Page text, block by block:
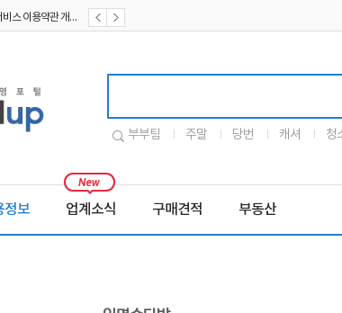
[공지] [호텔업] 유료서비스 이용약관 개정본2 (19.09.02)
부부팀 주말 당번 캐셔 청
정보 업계소식 구매견적 부동산